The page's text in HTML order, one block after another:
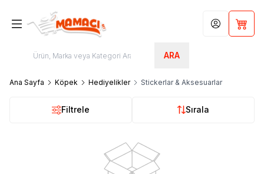
ARA
Hesabım
Ana Sayfa Köpek Hediyelikler Stickerlar & Aksesuarlar
Filtrele Sırala